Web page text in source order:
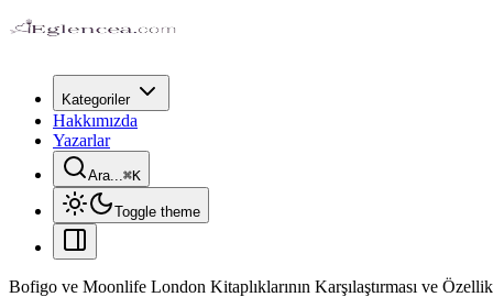
Kategoriler
Hakkımızda
Yazarlar
Ara...⌘K
Toggle theme
Bofigo ve Moonlife London Kitaplıklarının Karşılaştırması ve